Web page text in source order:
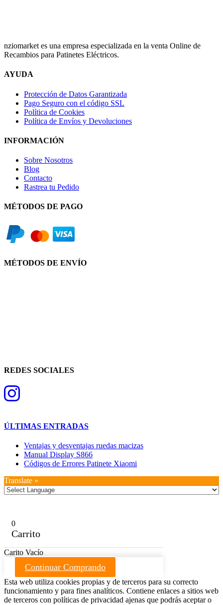
nziomarket es una empresa especializada en la venta Online de
Recambios para Patinetes Eléctricos.
AYUDA
Protección de Datos Garantizada
Pago Seguro con el código SSL
Política de Cookies
Política de Envíos y Devoluciones
INFORMACIÓN
Sobre Nosotros
Blog
Contacto
Rastrea tu Pedido
MÉTODOS DE PAGO
MÉTODOS DE ENVÍO
REDES SOCIALES
ÚLTIMAS ENTRADAS
Ventajas y desventajas ruedas macizas
Manual Display S866
Códigos de Errores Patinete Xiaomi
Translate »
0
Carrito
Carito Vacío
Continuar Comprando
Esta web utiliza cookies propias y de terceros para su correcto
funcionamiento y para fines analíticos. Contiene enlaces a sitios web
de terceros con políticas de privacidad ajenas que podrás aceptar o